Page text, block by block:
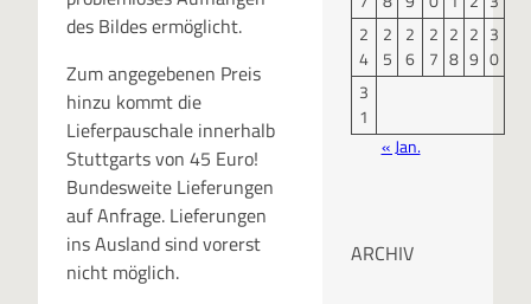
des Bildes ermöglicht.
Zum angegebenen Preis
hinzu kommt die
Lieferpauschale innerhalb
Stuttgarts von 45 Euro!
Bundesweite Lieferungen
auf Anfrage. Lieferungen
ins Ausland sind vorerst
nicht möglich.
2
4
2
5
2
6
2
7
2
8
2
9
3
0
3
1
« Jan.
ARCHIV